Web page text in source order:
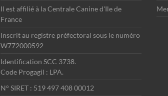
Il est affilié à la Centrale Canine d'Ile de
France
Inscrit au registre préfectoral sous le numéro
W772000592
Identification SCC 3738.
Code Progagil : LPA.
N° SIRET : 519 497 408 00012